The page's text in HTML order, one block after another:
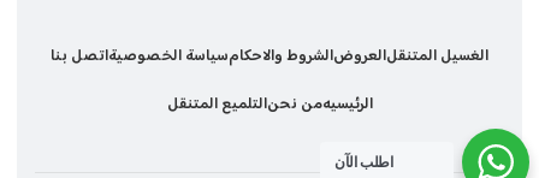
اتصل بناسياسة الخصوصيةالشروط والاحكامالعروضالغسيل المتنقل
التلميع المتنقلمن نحنالرئيسيه
اطلب الآن